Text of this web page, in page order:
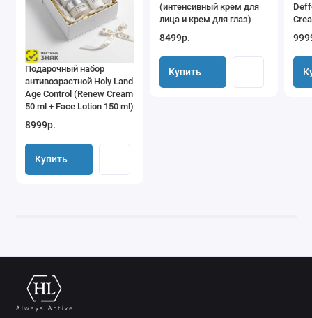
Подарочный набор
антивозрастной Holy Land
Age Control (Renew Cream
50 ml + Face Lotion 150 ml)
8999р.
Купить
(интенсивный крем для
лица и крем для глаз)
8499р.
Купить